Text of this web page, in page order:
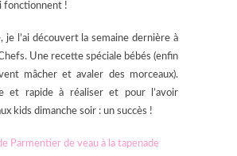
fonctionnent !
je l’ai découvert la semaine dernière à
Une recette spéciale bébés (enfin
mâcher et avaler des morceaux).
et rapide à réaliser et pour l’avoir
kids dimanche soir : un succès !
Parmentier de veau à la tapenade